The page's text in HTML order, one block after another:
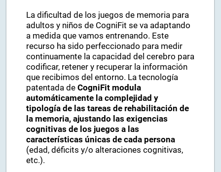
La dificultad de los juegos de memoria para
adultos y niños de CogniFit se va adaptando
a medida que vamos entrenando. Este
recurso ha sido perfeccionado para medir
continuamente la capacidad del cerebro para
codificar, retener y recuperar la información
que recibimos del entorno. La tecnología
patentada deCogniFit modula
automáticamente la complejidad y
tipología de las tareas de rehabilitación de
la memoria, ajustando las exigencias
cognitivas de los juegos a las
características únicas de cada persona
(edad, déficits y/o alteraciones cognitivas,
etc.).